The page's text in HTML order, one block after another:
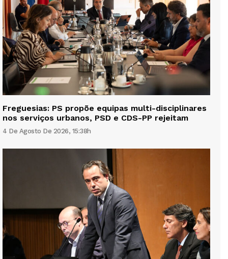
Freguesias: PS propõe equipas multi-disciplinares
nos serviços urbanos, PSD e CDS-PP rejeitam
4 De Agosto De 2026, 15:38h